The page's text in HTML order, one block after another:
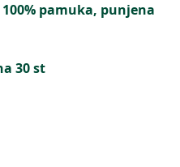
pamuka, punjena
30 st